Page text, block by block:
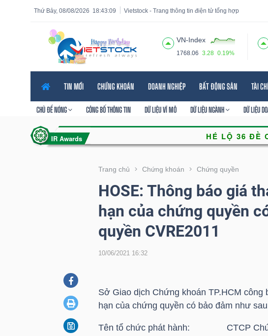
18:43:10
Thứ Bảy, 08/08/2026 Vietstock - Trang thông tin điện tử tổng hợp
VN-Index
1768.06 3.28 0.19%
TIN MỚI CHỨNG KHOÁN DOANH NGHIỆP BẤT ĐỘNG SẢN TÀI
CHỦ ĐỀ NÓNG CÔNG BỐ THÔNG TIN DỮ LIỆU VĨ MÔ DỮ LIỆU NGÀNH DỮ LIỆU
Trang chủ Chứng khoán Chứng quyền
HOSE: Thông báo giá
hạn của chứng quyền
quyền CVRE2011
10/06/2021 16:32
Sở Giao dịch Chứng khoán TP.HCM
hạn của chứng quyền có bảo đảm như
Tên tổ chức phát hành: CTCP
Tính năng
năng
VIETSTOCK